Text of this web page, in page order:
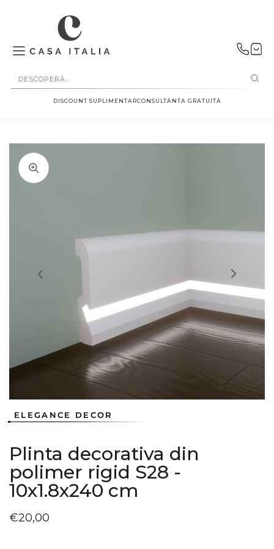
DISCOUNT SUPLIMENTARCONSULTANTA GRATUITA
ELEGANCE DECOR
Plinta decorativa din
polimer rigid S28 -
10x1.8x240 cm
Preț
€20,00
vizualizarea
galerie
conținutul
media
1
vizualizarea
galerie
conținutul
media
2
vizualizarea
galerie
conținutul
media
3